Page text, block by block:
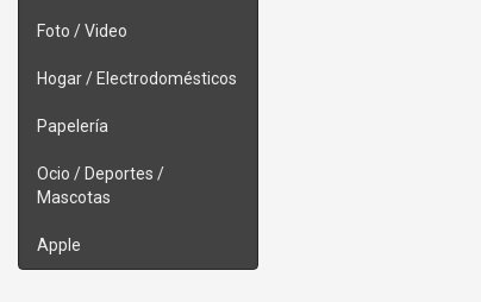
Foto / Video
Hogar / Electrodomésticos
Papelería
Ocio / Deportes /
Mascotas
Apple